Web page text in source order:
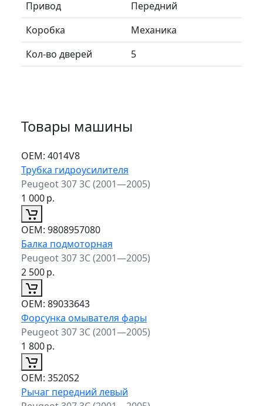
Привод
Передний
Коробка
Механика
Кол-во дверей
5
Товары машины
ОЕМ: 4014V8
Трубка гидроусилителя
Peugeot 307 3C (2001—2005)
1 000р.
ОЕМ: 9808957080
Балка подмоторная
Peugeot 307 3C (2001—2005)
2 500р.
ОЕМ: 89033643
Форсунка омывателя фары
Peugeot 307 3C (2001—2005)
1 800р.
ОЕМ: 3520S2
Рычаг передний левый